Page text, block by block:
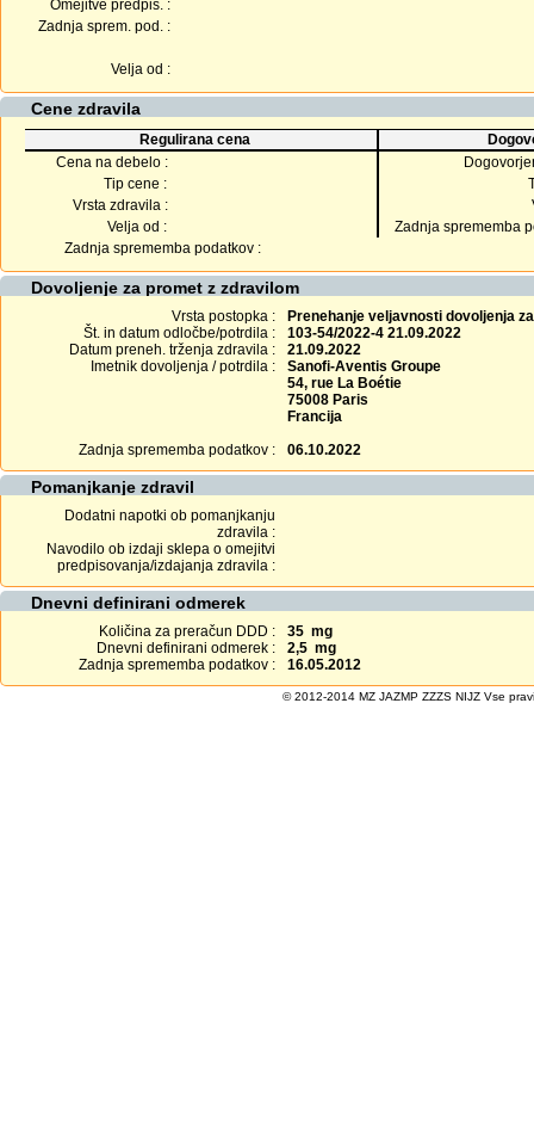
Omejitve predpis. :
Zadnja sprem. pod. :
Velja od :
Cene zdravila
Regulirana cena
Cena na debelo :
Tip cene :
Vrsta zdravila :
Velja od :
Zadnja sprememba
Zadnja sprememba podatkov :
Dovoljenje za promet z zdravilom
Vrsta postopka :
Prenehanje veljavnosti dovoljenja
Št. in datum odločbe/potrdila :
103-54/2022-4 21.09.2022
Datum preneh. trženja zdravila :
21.09.2022
Imetnik dovoljenja / potrdila :
Sanofi-Aventis Groupe
54, rue La Boétie
75008 Paris
Francija
Zadnja sprememba podatkov :
06.10.2022
Pomanjkanje zdravil
Dodatni napotki ob pomanjkanju
zdravila :
Navodilo ob izdaji sklepa o omejitvi
predpisovanja/izdajanja zdravila :
Dnevni definirani odmerek
Količina za preračun DDD :
35 mg
Dnevni definirani odmerek :
2,5 mg
Zadnja sprememba podatkov :
16.05.2012
© 2012-2014 MZ JAZMP ZZZS NIJZ Vse